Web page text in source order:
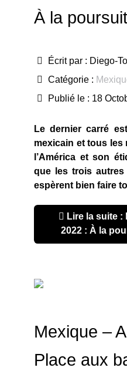
À la
Écrit par : Diego-
Catégorie :
Publié le : 18
Le dernier carré
mexicain et tous les
l’América et son
que les trois autres
espèrent bien faire
Lire la suite :
2022 : À la
Mexique –
Place aux